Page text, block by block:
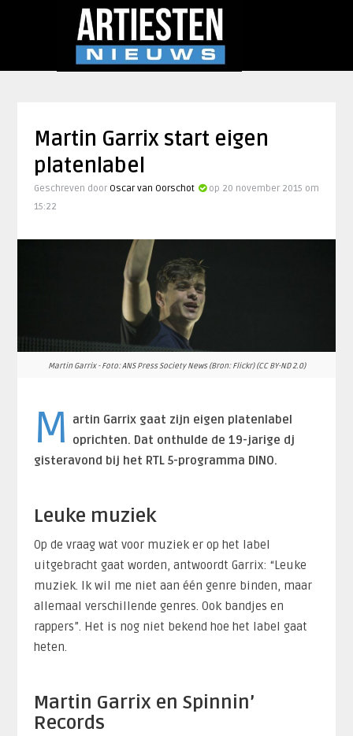
Martin Garrix start eigen
platenlabel
Geschreven door Oscar van Oorschot
op 20 november 2015 om
15:22
Martin Garrix - Foto: ANS Press Society News (Bron: Flickr) (CC BY-ND 2.0)
M
artin Garrix gaat zijn eigen platenlabel
oprichten. Dat onthulde de 19-jarige dj
gisteravond bij het RTL 5-programma DINO.
Leuke muziek
Op de vraag wat voor muziek er op het label
uitgebracht gaat worden, antwoordt Garrix: “Leuke
muziek. Ik wil me niet aan één genre binden, maar
allemaal verschillende genres. Ook bandjes en
rappers”. Het is nog niet bekend hoe het label gaat
heten.
Martin Garrix en Spinnin’
Records